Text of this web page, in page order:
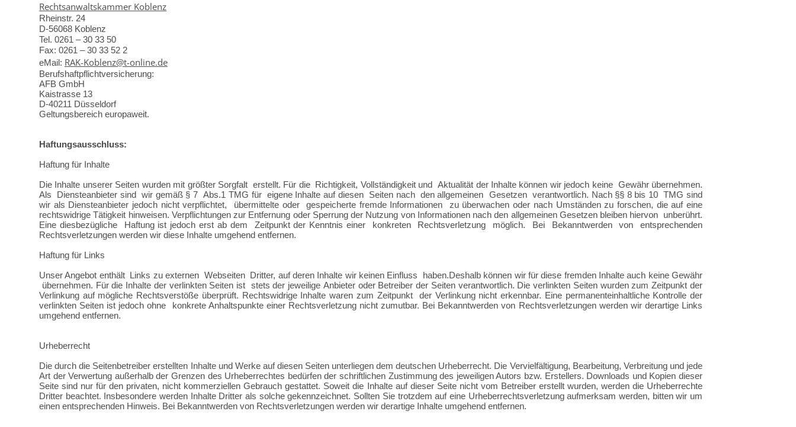
Rechtsanwaltskammer Koblenz
Rheinstr. 24
D-56068 Koblenz
Tel. 0261 – 30 33 50
Fax: 0261 – 30 33 52 2
eMail: RAK-Koblenz@t-online.de
Berufshaftpflichtversicherung:
AFB GmbH
Kaistrasse 13
D-40211 Düsseldorf
Geltungsbereich europaweit.
Haftungsausschluss:
Haftung für Inhalte
Die Inhalte unserer Seiten wurden mit größter Sorgfalt erstellt. Für die Richtigkeit, Vollständigkeit und Aktualität der Inhalte können wir jedoch keine Gewähr übernehmen.
Als Diensteanbieter sind wir gemäß § 7 Abs.1 TMG für eigene Inhalte auf diesen Seiten nach den allgemeinen Gesetzen verantwortlich. Nach §§ 8 bis 10 TMG sind
wir als Diensteanbieter jedoch nicht verpflichtet, übermittelte oder gespeicherte fremde Informationen zu überwachen oder nach Umständen zu forschen, die auf eine
rechtswidrige Tätigkeit hinweisen. Verpflichtungen zur Entfernung oder Sperrung der Nutzung von Informationen nach den allgemeinen Gesetzen bleiben hiervon unberührt.
Eine diesbezügliche Haftung ist jedoch erst ab dem Zeitpunktder Kenntnis einer konkreten Rechtsverletzung möglich. Bei Bekanntwerden von entsprechenden
Rechtsverletzungen werden wir diese Inhalte umgehend entfernen.
Haftung für Links
Unser Angebot enthält Links zu externen Webseiten Dritter, auf deren Inhalte wir keinen Einfluss haben.Deshalb können wir für diese fremden Inhalte auch keine Gewähr
übernehmen. Für die Inhalte der verlinkten Seiten ist stets der jeweilige Anbieter oder Betreiber der Seiten verantwortlich. Die verlinkten Seiten wurden zum Zeitpunkt der
Verlinkung auf mögliche Rechtsverstöße überprüft. Rechtswidrige Inhalte waren zum Zeitpunkt der Verlinkung nicht erkennbar. Eine permanenteinhaltliche Kontrolle der
verlinkten Seiten ist jedoch ohne konkrete Anhaltspunkte einer Rechtsverletzung nicht zumutbar. Bei Bekanntwerden von Rechtsverletzungen werden wir derartige Links
umgehend entfernen.
Urheberrecht
Die durch die Seitenbetreiber erstellten Inhalte und Werke auf diesen Seiten unterliegen dem deutschen Urheberrecht. Die Vervielfältigung, Bearbeitung, Verbreitung und jede
Art der Verwertung außerhalb der Grenzen des Urheberrechtes bedürfen der schriftlichen Zustimmung des jeweiligen Autors bzw. Erstellers. Downloads und Kopien dieser
Seite sind nur für den privaten, nicht kommerziellen Gebrauch gestattet. Soweit die Inhalte auf dieser Seite nicht vom Betreiber erstellt wurden, werden die Urheberrechte
Dritter beachtet. Insbesondere werden Inhalte Dritter als solche gekennzeichnet. Sollten Sie trotzdem auf eine Urheberrechtsverletzung aufmerksam werden, bitten wir um
einen entsprechenden Hinweis. Bei Bekanntwerden von Rechtsverletzungen werden wir derartige Inhalte umgehend entfernen.